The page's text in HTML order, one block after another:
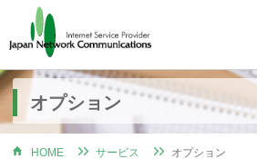
オプション
HOME サービス オプション